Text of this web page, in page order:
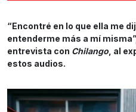
“Encontré en lo que ella me
entenderme más a mí
entrevista con Chilango , al
estos audios.